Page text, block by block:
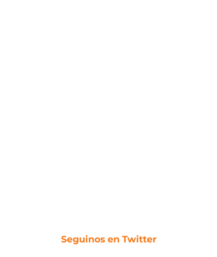
Seguinos en Twitter